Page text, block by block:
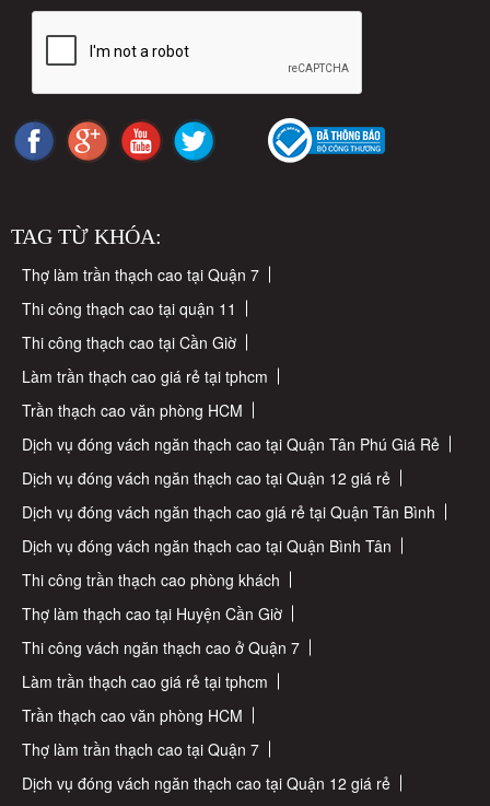
TAG TỪ KHÓA:
Thợ làm trần thạch cao tại Quận 7
Thi công thạch cao tại quận 11
Thi công thạch cao tại Cần Giờ
Làm trần thạch cao giá rẻ tại tphcm
Trần thạch cao văn phòng HCM
Dịch vụ đóng vách ngăn thạch cao tại Quận Tân Phú Giá Rẻ
Dịch vụ đóng vách ngăn thạch cao tại Quận 12 giá rẻ
Dịch vụ đóng vách ngăn thạch cao giá rẻ tại Quận Tân Bình
Dịch vụ đóng vách ngăn thạch cao tại Quận Bình Tân
Thi công trần thạch cao phòng khách
Thợ làm thạch cao tại Huyện Cần Giờ
Thi công vách ngăn thạch cao ở Quận 7
Làm trần thạch cao giá rẻ tại tphcm
Trần thạch cao văn phòng HCM
Thợ làm trần thạch cao tại Quận 7
Dịch vụ đóng vách ngăn thạch cao tại Quận 12 giá rẻ